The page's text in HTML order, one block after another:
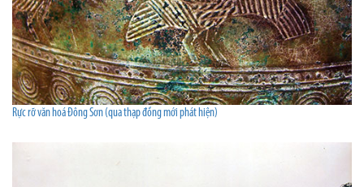
Rực rỡ văn hoá Đông Sơn (qua thạp đồng mới phát hiện)